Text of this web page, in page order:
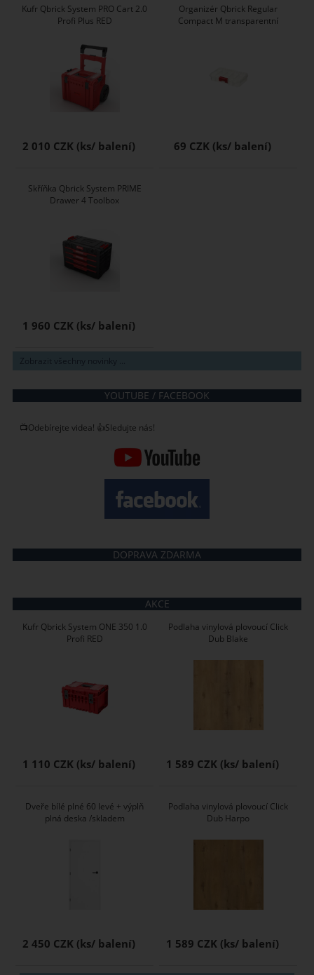
Kufr Qbrick System PRO Cart 2.0
Profi Plus RED
2 010 CZK
Organizér Qbrick Regular
Compact M transparentní
69 CZK
Skříňka Qbrick System PRIME
Drawer 4 Toolbox
1 960 CZK
Zobrazit všechny novinky ...
YOUTUBE / FACEBOOK
📺Odebírejte videa! 👍Sledujte nás!
DOPRAVA ZDARMA
AKCE
Kufr Qbrick System ONE 350 1.0
Profi RED
1 110 CZK
Podlaha vinylová plovoucí Click
Dub Blake
1 589 CZK
Dveře bílé plné 60 levé + výplň
plná deska /skladem
2 450 CZK
Podlaha vinylová plovoucí Click
Dub Harpo
1 589 CZK